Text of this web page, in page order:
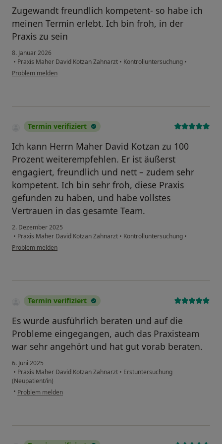
Zugewandt freundlich kompetent- so habe ich
meinen Termin erlebt. Ich bin froh, in der
Praxis zu sein
8. Januar 2026
• Praxis Maher David Kotzan Zahnarzt • Kontrolluntersuchung •
Problem melden
Termin verifiziert
Ich kann Herrn Maher David Kotzan zu 100
Prozent weiterempfehlen. Er ist äußerst
engagiert, freundlich und nett – zudem sehr
kompetent. Ich bin sehr froh, diese Praxis
gefunden zu haben, und habe vollstes
Vertrauen in das gesamte Team.
2. Dezember 2025
• Praxis Maher David Kotzan Zahnarzt • Kontrolluntersuchung •
Problem melden
Termin verifiziert
Es wurde ausführlich beraten und auf die
Probleme eingegangen, auch das Praxisteam
war sehr angehört und hat gut vorab beraten.
6. Juni 2025
• Praxis Maher David Kotzan Zahnarzt • Erstuntersuchung
(Neupatient/in)
• Problem melden